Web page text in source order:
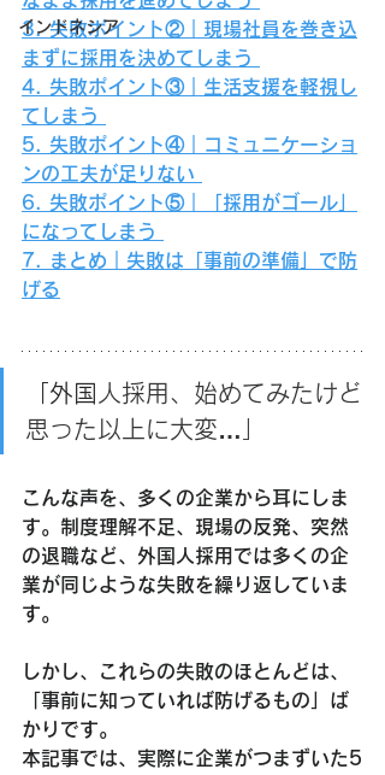
インドネシア
3. 失敗ポイント②｜現場社員を巻き込
まずに採用を決めてしまう
4. 失敗ポイント③｜生活支援を軽視し
てしまう
5. 失敗ポイント④｜コミュニケーショ
ンの工夫が足りない
6. 失敗ポイント⑤｜「採用がゴール」
になってしまう
7. まとめ｜失敗は「事前の準備」で防
げる
「外国 人採用、始めてみたけど
思った以上に大変…」
こんな声を、多くの企業から耳にしま
す。制度理解不足、現場の反発、突然
の退職など、外国人採用では多くの企
業が同じような失敗を繰り返していま
す。
しかし、これらの失敗のほとんどは、
「事前に知っていれば防げるもの」ば
かりです。
本記事では、実際に企業がつまずいた5